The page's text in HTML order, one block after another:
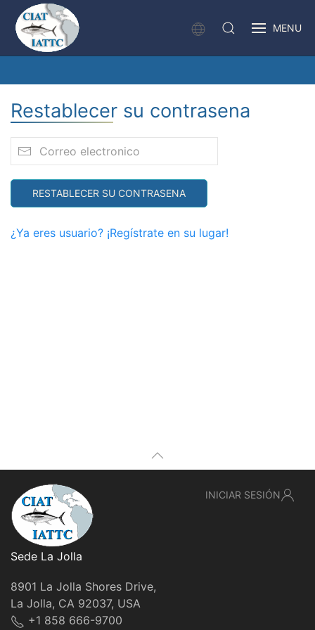
MENU
Restablecer su contrasena
RESTABLECER SU CONTRASENA
¿Ya eres usuario? ¡Regístrate en su lugar!
Sede La Jolla
8901 La Jolla Shores Drive,
La Jolla, CA 92037, USA
+1 858 666-9700
INICIAR SESIÓN